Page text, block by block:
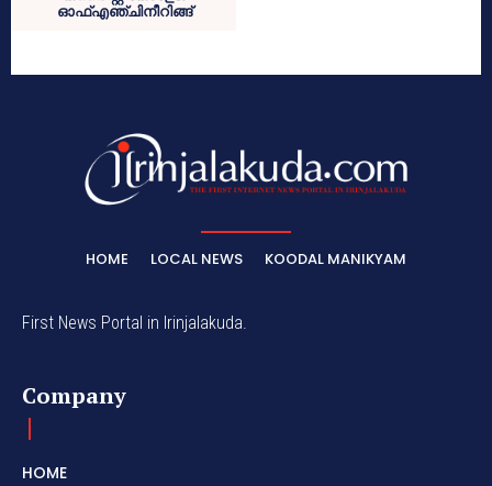
ഓഫ്എഞ്ചിനീറിങ്ങ്
HOME LOCAL NEWS KOODAL MANIKYAM
First News Portal in Irinjalakuda.
Company
HOME